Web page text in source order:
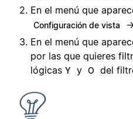
En el menú que
Configuración de vista
En el menú que
por las que quieres
lógicas Y y O del